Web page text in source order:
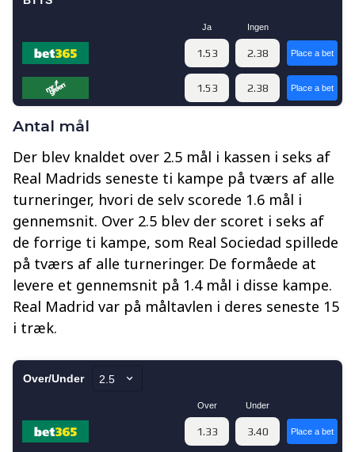
Antal mål
Der blev knaldet over 2.5 mål i kassen i seks af
Real Madrids seneste ti kampe på tværs af alle
turneringer, hvori de selv scorede 1.6 mål i
gennemsnit. Over 2.5 blev der scoret i seks af
de forrige ti kampe, som Real Sociedad spillede
på tværs af alle turneringer. De formåede at
levere et gennemsnit på 1.4 mål i disse kampe.
Real Madrid var på måltavlen i deres seneste 15
i træk.